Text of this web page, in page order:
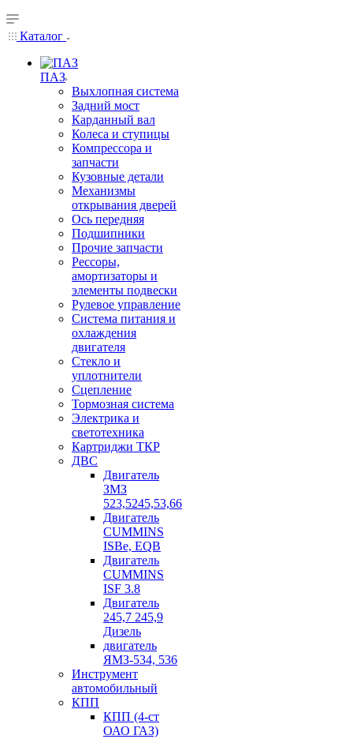
Каталог
ПАЗ
Выхлопная система
Задний мост
Карданный вал
Колеса и ступицы
Компрессора и
запчасти
Кузовные детали
Механизмы
открывания дверей
Ось передняя
Подшипники
Прочие запчасти
Рессоры,
амортизаторы и
элементы подвески
Рулевое управление
Система питания и
охлаждения
двигателя
Стекло и
уплотнители
Сцепление
Тормозная система
Электрика и
светотехника
Картриджи ТКР
ДВС
Двигатель
ЗМЗ
523,5245,53,66
Двигатель
CUMMINS
ISBe, EQB
Двигатель
CUMMINS
ISF 3.8
Двигатель
245,7 245,9
Дизель
двигатель
ЯМЗ-534, 536
Инструмент
автомобильный
КПП
КПП (4-ст
ОАО ГАЗ)